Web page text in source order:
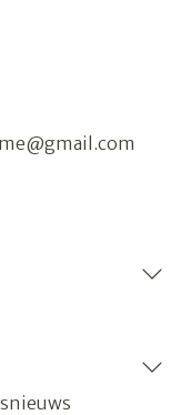
gmail.com